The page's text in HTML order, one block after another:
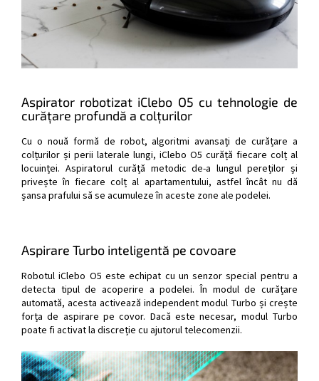
Aspirator robotizat iClebo O5 cu tehnologie de
curățare profundă a colțurilor
Cu o nouă formă de robot, algoritmi avansați de curățare a
colțurilor și perii laterale lungi, iClebo O5 curăță fiecare colț al
locuinței. Aspiratorul curăță metodic de-a lungul pereților și
privește în fiecare colț al apartamentului, astfel încât nu dă
șansa prafului să se acumuleze în aceste zone ale podelei.
Aspirare Turbo inteligentă pe covoare
Robotul iClebo O5 este echipat cu un senzor special pentru a
detecta tipul de acoperire a podelei. În modul de curățare
automată, acesta activează independent modul Turbo și crește
forța de aspirare pe covor. Dacă este necesar, modul Turbo
poate fi activat la discreție cu ajutorul telecomenzii.